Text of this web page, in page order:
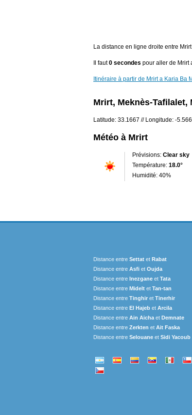
La distance en ligne droite entre
Il faut0 secondes pour aller de Mrirt
Itinéraire à partir de Mrirt a Karia Ba
Mrirt, Meknès-Tafilalet,
Latitude: 33.1667 // Longitude: -
Météo à Mrirt
Prévisions: Clear sky
Température: 18.0°
Humidité: 40%
Distance entre Settat et Rabat
Distance entre Asfi et Oujda
Distance entre Inezgane et Tata
Distance entre Midelt et Tan-tan
Distance entre Tinghir et Tinerhir
Distance entre El Hajeb et Arcila
Distance entre Ain Aicha et Demnate
Distance entre Zerkten et Ait Faska
Distance entre Selouane et Sidi Yacoub